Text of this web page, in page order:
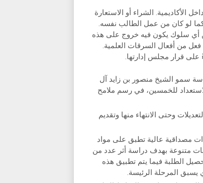
الأكاديمية. الشراء أو الاستعارة
لو كان من عمل الطالب نفسه.
عن أي سلوك يكون فيه خروج على هذه
فعل من أفعال السرقات العلمية.
على قرار مجلس إدارتها.
سمو الشيخ منصور بن زايد آل
للخمسين، في رسم ملامح
وحتى الانتهاء منها وتقديم
مصداقية عالية تطبق على مواد
متنوعة بهدف دراسة أثر عدد من
الطلبة فيما يتم تطبيق هذه
يسبق المرحلة الرئيسة.